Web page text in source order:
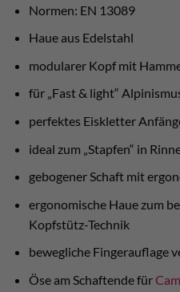
Normen: EN 13089
Haue aus Edelstahl
modularer Kopf mit
für „Fast & light“
perfektes Eiskletter
ideal zum „Stapfen“ in
gebogener Schaft mit
ergonomische Haue zum
Kopfstütz-Technik
bewegliche Fingerauflage
Öse am Schaftende für